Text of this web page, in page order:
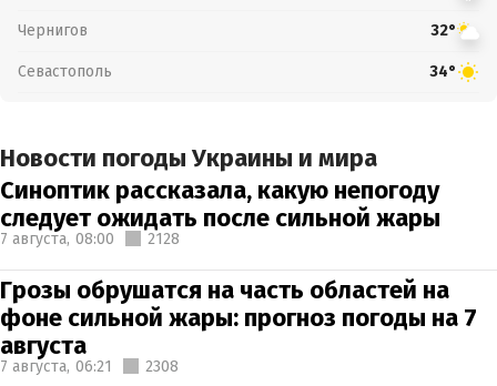
Чернигов 32°
Севастополь 34°
Новости погоды Украины и мира
Синоптик рассказала, какую непогоду
следует ожидать после сильной жары
7 августа, 08:00 2128
Грозы обрушатся на часть областей на
фоне сильной жары: прогноз погоды на 7
августа
7 августа, 06:21 2308